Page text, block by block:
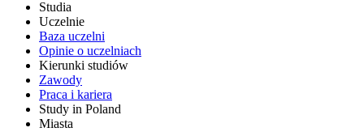
Studia
Uczelnie
Baza uczelni
Opinie o uczelniach
Kierunki studiów
Zawody
Praca i kariera
Study in Poland
Miasta